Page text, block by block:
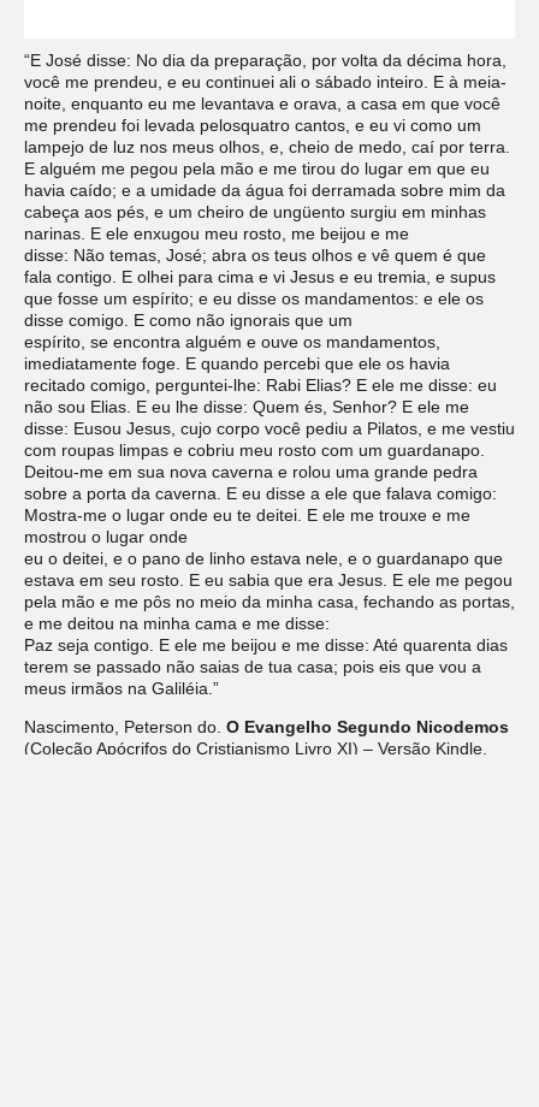
“E José disse: No dia da preparação, por volta da décima hora,
você me prendeu, e eu continuei ali o sábado inteiro. E à meia-
noite, enquanto eu me levantava e orava, a casa em que você
me prendeu foi levada pelosquatro cantos, e eu vi como um
lampejo de luz nos meus olhos, e, cheio de medo, caí por terra.
E alguém me pegou pela mão e me tirou do lugar em que eu
havia caído; e a umidade da água foi derramada sobre mim da
cabeça aos pés, e um cheiro de ungüento surgiu em minhas
narinas. E ele enxugou meu rosto, me beijou e me
disse: Não temas, José; abra os teus olhos e vê quem é que
fala contigo. E olhei para cima e vi Jesus e eu tremia, e supus
que fosse um espírito; e eu disse os mandamentos: e ele os
disse comigo. E como não ignorais que um
espírito, se encontra alguém e ouve os mandamentos,
imediatamente foge. E quando percebi que ele os havia
recitado comigo, perguntei-lhe: Rabi Elias? E ele me disse: eu
não sou Elias. E eu lhe disse: Quem és, Senhor? E ele me
disse: Eusou Jesus, cujo corpo você pediu a Pilatos, e me vestiu
com roupas limpas e cobriu meu rosto com um guardanapo.
Deitou-me em sua nova caverna e rolou uma grande pedra
sobre a porta da caverna. E eu disse a ele que falava comigo:
Mostra-me o lugar onde eu te deitei. E ele me trouxe e me
mostrou o lugar onde
eu o deitei, e o pano de linho estava nele, e o guardanapo que
estava em seu rosto. E eu sabia que era Jesus. E ele me pegou
pela mão e me pôs no meio da minha casa, fechando as portas,
e me deitou na minha cama e me disse:
Paz seja contigo. E ele me beijou e me disse: Até quarenta dias
terem se passado não saias de tua casa; pois eis que vou a
meus irmãos na Galiléia.”
Nascimento, Peterson do. O Evangelho Segundo Nicodemos
(Coleção Apócrifos do Cristianismo Livro XI) – Versão Kindle,